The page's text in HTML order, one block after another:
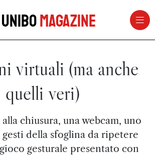
pagina
UniboMagazine
virtuali (ma anche
quelli veri)
chiusura, una webcam, uno
della sfoglina da ripetere
gesturale presentato con